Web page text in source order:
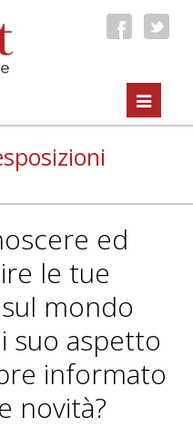
Toggle
ed
le tue
mondo
suo aspetto
informato
novità?